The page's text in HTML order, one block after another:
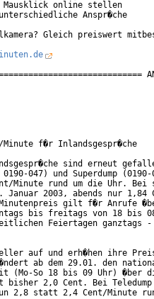
Mausklick online stellen
Anspr�che
Gleich preiswert
f�r Inlandsgespr�che
sind erneut
047) und Superdump
Minute rund um die Uhr. Bei
2003, abends nur 1,84
gilt f�r Anrufe
bis freitags von 18 bis
Feiertagen ganztags
auf und erh�hen ihre
ab dem 29.01. den
(Mo-So 18 bis 09 Uhr) �ber
2,0 Cent. Bei Teledump
2,8 statt 2,4 Cent/Minute